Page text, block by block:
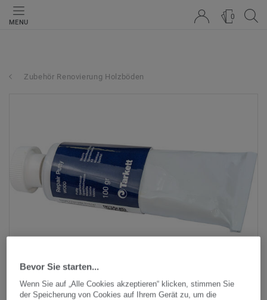
MENU
0
Zubehör Renovierung Holzböden
Bevor Sie starten...
Wenn Sie auf „Alle Cookies akzeptieren“ klicken, stimmen Sie
der Speicherung von Cookies auf Ihrem Gerät zu, um die